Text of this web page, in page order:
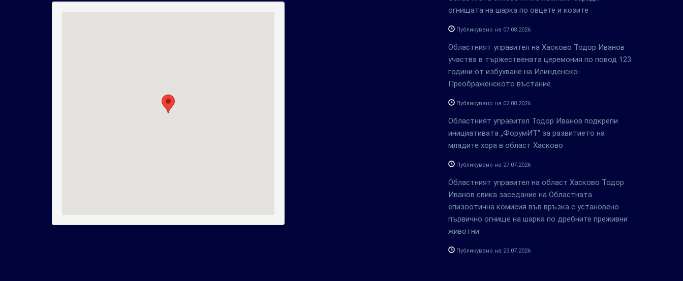
огнищата на шарка по овцете и козите
Публикувано на 07.08.2026
Областният управител на Хасково Тодор Иванов
участва в тържествената церемония по повод 123
години от избухване на Илинденско-
Преображенското въстание
Публикувано на 02.08.2026
Областният управител Тодор Иванов подкрепи
инициативата „ФорумИТ“ за развитието на
младите хора в област Хасково
Публикувано на 27.07.2026
Областният управител на област Хасково Тодор
Иванов свика заседание на Областната
епизоотична комисия във връзка с установено
първично огнище на шарка по дребните преживни
животни
Публикувано на 23.07.2026